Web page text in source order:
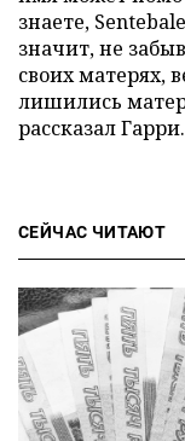
знаете,
значит, не
своих матерях,
лишились
рассказал Гарри.
СЕЙЧАС ЧИТАЮТ